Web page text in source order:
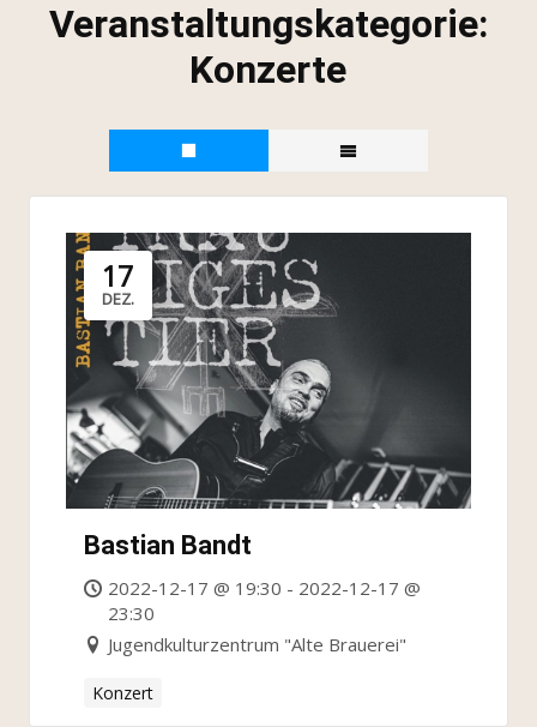
Veranstaltungskategorie:
Konzerte
17
DEZ.
Bastian Bandt
2022-12-17 @ 19:30 - 2022-12-17 @
23:30
Jugendkulturzentrum "Alte Brauerei"
Konzert